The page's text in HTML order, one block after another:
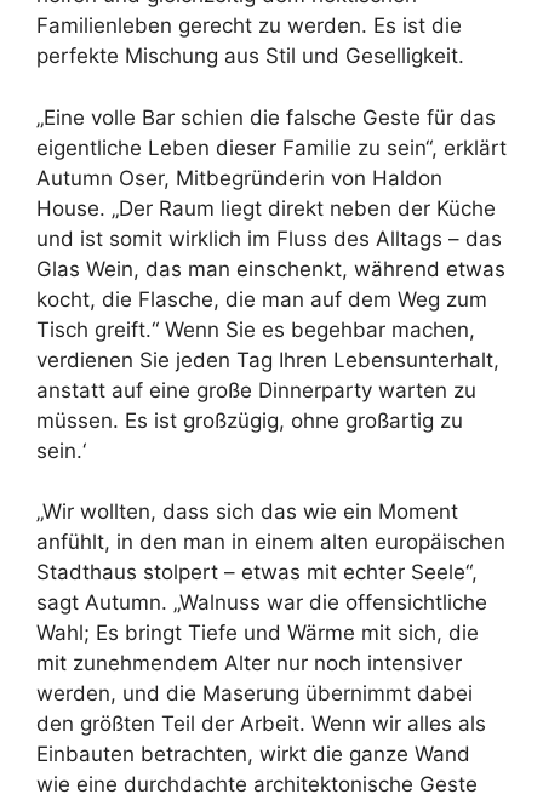
Familienleben gerecht zu werden. Es ist die
perfekte Mischung aus Stil und Geselligkeit.
„Eine volle Bar schien die falsche Geste für das
eigentliche Leben dieser Familie zu sein“, erklärt
Autumn Oser, Mitbegründerin von Haldon
House. „Der Raum liegt direkt neben der Küche
und ist somit wirklich im Fluss des Alltags – das
Glas Wein, das man einschenkt, während etwas
kocht, die Flasche, die man auf dem Weg zum
Tisch greift.“ Wenn Sie es begehbar machen,
verdienen Sie jeden Tag Ihren Lebensunterhalt,
anstatt auf eine große Dinnerparty warten zu
müssen. Es ist großzügig, ohne großartig zu
sein.‘
„Wir wollten, dass sich das wie ein Moment
anfühlt, in den man in einem alten europäischen
Stadthaus stolpert – etwas mit echter Seele“,
sagt Autumn. „Walnuss war die offensichtliche
Wahl; Es bringt Tiefe und Wärme mit sich, die
mit zunehmendem Alter nur noch intensiver
werden, und die Maserung übernimmt dabei
den größten Teil der Arbeit. Wenn wir alles als
Einbauten betrachten, wirkt die ganze Wand
wie eine durchdachte architektonische Geste